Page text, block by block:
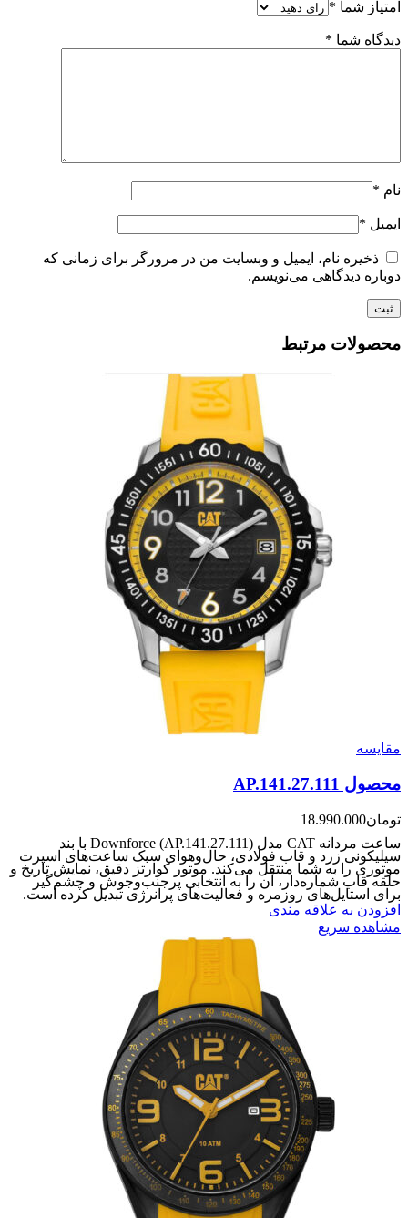
امتیاز شما *
دیدگاه شما *
نام *
ایمیل *
ذخیره نام، ایمیل و وبسایت من در مرورگر برای زمانی که
دوباره دیدگاهی می‌نویسم.
محصولات مرتبط
مقایسه
محصول AP.141.27.111
تومان18.990.000
ساعت مردانه CAT مدل Downforce (AP.141.27.111) با بند
سیلیکونی زرد و قاب فولادی، حال‌وهوای سبک ساعت‌های اسپرت
موتوری را به شما منتقل می‌کند. موتور کوارتز دقیق، نمایش تاریخ و
حلقه قاب شماره‌دار، آن را به انتخابی پرجنب‌وجوش و چشم‌گیر
برای استایل‌های روزمره و فعالیت‌های پرانرژی تبدیل کرده است.
افزودن به علاقه مندی
مشاهده سریع